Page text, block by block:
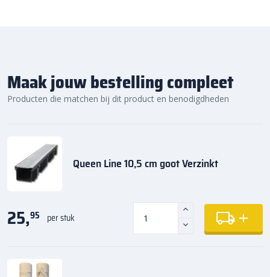
Maak jouw bestelling compleet
Producten die matchen bij dit product en benodigdheden
Queen Line 10,5 cm goot Verzinkt
25,95 per stuk